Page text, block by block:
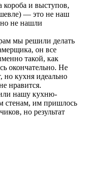
короба и выступов,
— это не наш
не нашли
мы решили делать
он все
такой, как
окончательно. Не
но кухня идеально
нравится.
нашу кухню-
стенам, им пришлось
но результат